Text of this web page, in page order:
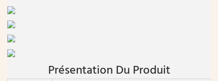
Présentation Du Produit